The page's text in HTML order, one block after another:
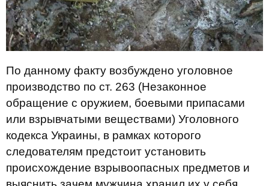
По данному факту возбуждено уголовное
производство по ст. 263 (Незаконное
обращение с оружием, боевыми припасами
или взрывчатыми веществами) Уголовного
кодекса Украины, в рамках которого
следователям предстоит установить
происхождение взрывоопасных предметов и